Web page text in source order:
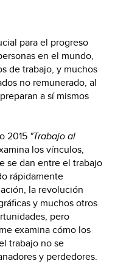
para el progreso
en el mundo,
de trabajo, y muchos
no remunerado, al
a sí mismos
2015 "Trabajo al
los vínculos,
se dan entre el trabajo
rápidamente
la revolución
y muchos otros
pero
examina cómo los
trabajo no se
y perdedores.